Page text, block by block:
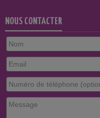
NOUS CONTACTER